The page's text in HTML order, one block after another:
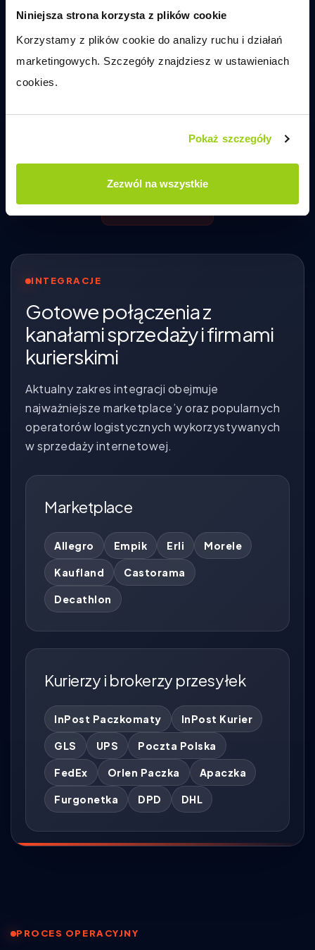
Niniejsza strona korzysta z plików cookie
Korzystamy z plików cookie do analizy ruchu i działań
marketingowych. Szczegóły znajdziesz w ustawieniach
cookies.
Pokaż szczegóły
Zezwól na wszystkie
System wspiera kompletację, priorytetyzację i
kontrolę realizacji zamówień, co ogranicza
czytaj więcej
INTEGRACJE
Gotowe połączenia z
kanałami sprzedaży i firmami
kurierskimi
Aktualny zakres integracji obejmuje
najważniejsze marketplace’y oraz popularnych
operatorów logistycznych wykorzystywanych
w sprzedaży internetowej.
Marketplace
Allegro Empik Erli Morele
Kaufland Castorama
Decathlon
Kurierzy i brokerzy przesyłek
InPost Paczkomaty InPost Kurier
GLS UPS Poczta Polska
FedEx Orlen Paczka Apaczka
Furgonetka DPD DHL
PROCES OPERACYJNY